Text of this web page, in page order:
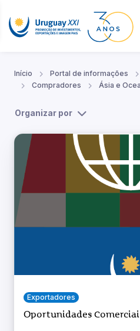
Início Portal de informações
Compradores
Ásia e
Organizar por
Exportadores
Oportunidades